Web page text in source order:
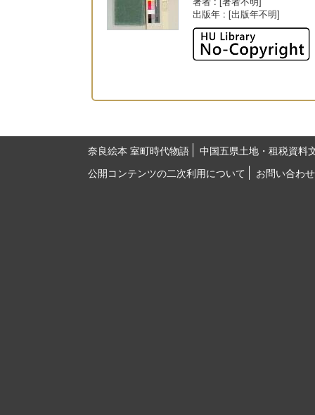
出版年 : [出版年不明]
奈良絵本 室町時代物語
中国五県土地・租税資料
公開コンテンツの二次利用について
お問い合わせ